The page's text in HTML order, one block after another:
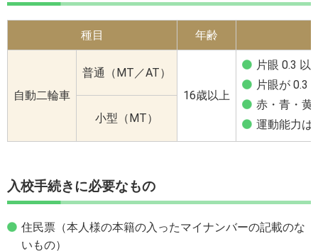
種目 年齢
自動二輪車
普通（MT／AT）
16歳以上
片眼 0.3 以
片眼が 0.3
赤・青・黄
運動能力は
小型（MT）
入校手続きに必要なもの
住民票（本人様の本籍の入ったマイナンバーの記載のな
いもの）